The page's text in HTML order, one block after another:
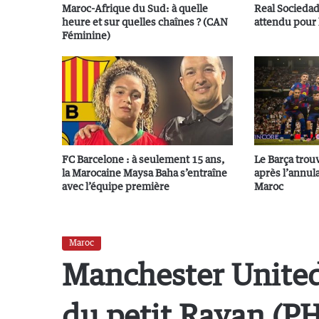
Maroc-Afrique du Sud: à quelle
heure et sur quelles chaînes ? (CAN
Féminine)
Real
attendu pour
FC Barcelone : à seulement 15 ans,
la Marocaine Maysa Baha s’entraîne
avec l’équipe première
Le Barça
après
Maroc